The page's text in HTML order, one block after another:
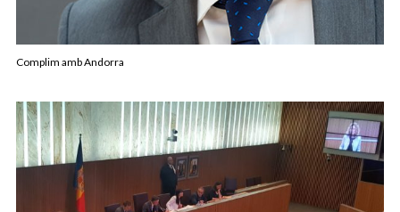
Complim amb Andorra